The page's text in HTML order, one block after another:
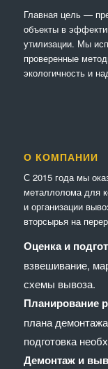
Главная цель —
объекты в
утилизации. Мы
проверенные
экологичность и
О КОМПАНИИ
С 2015 года мы
металлолома для
и организации
вторсырья на
Оценка и
взвешивание,
схемы вывоза.
Планирование
плана
подготовка
Демонтаж и